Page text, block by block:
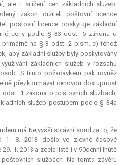
ale i snížení cen základních služeb.
zákon držiteli poštovní licence
poštovní licence poskytuje základní
ceny podle § 33 odst. 5 zákona o
primárně na § 3 odst. 2 písm. c) téhož
aby základní služby byly poskytovány
základních služeb v rozsahu
S tímto požadavkem pak rovněž
přezkoumávat cenovou dostupnost
1 zákona o poštovních službách,
služeb postupem podle § 34a
má Nejvyšší správní soud za to, že
1. 8. 2013 došlo ve zjevné časové
1. 2013 a zcela jistě i v 90denní lhůtě
službách. Na tomto závěru